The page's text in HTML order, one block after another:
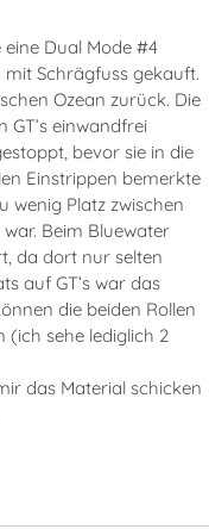
Dual Mode #4
Schrägfuss gekauft.
Ozean zurück. Die
einwandfrei
bevor sie in die
Einstrippen bemerkte
wenig Platz zwischen
Beim Bluewater
da dort nur selten
auf GT’s war das
die beiden Rollen
(ich sehe lediglich 2
das Material schicken